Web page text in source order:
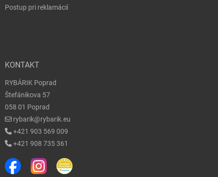
Postup pri reklamácií
KONTAKT
RYBÁRIK Poprad
Štefánikova 57
058 01 Poprad
rybarik@rybarik.eu
+421 903 569 009
+421 908 735 361